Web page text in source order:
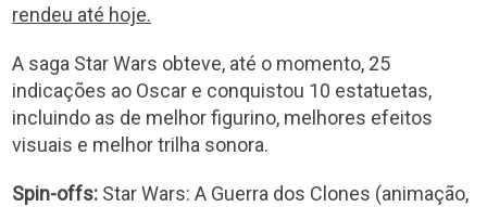
rendeu até hoje.
A saga Star Wars obteve, até o momento, 25
indicações ao Oscar e conquistou 10 estatuetas,
incluindo as de melhor figurino, melhores efeitos
visuais e melhor trilha sonora.
Spin-offs: Star Wars: A Guerra dos Clones (animação,